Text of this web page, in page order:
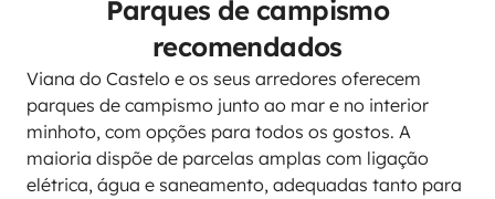
Parques de campismo
recomendados
Viana do Castelo e os seus arredores oferecem
parques de campismo junto ao mar e no interior
minhoto, com opções para todos os gostos. A
maioria dispõe de parcelas amplas com ligação
elétrica, água e saneamento, adequadas tanto para